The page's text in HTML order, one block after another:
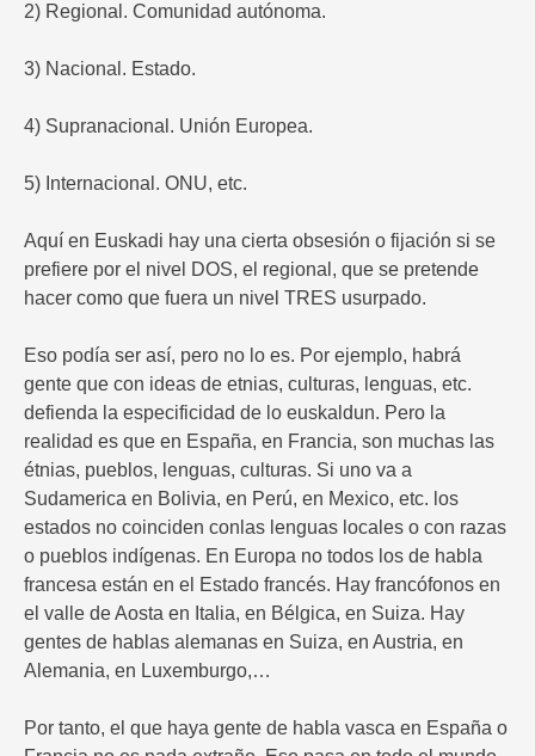
2) Regional. Comunidad autónoma.
3) Nacional. Estado.
4) Supranacional. Unión Europea.
5) Internacional. ONU, etc.
Aquí en Euskadi hay una cierta obsesión o fijación si se
prefiere por el nivel DOS, el regional, que se pretende
hacer como que fuera un nivel TRES usurpado.
Eso podía ser así, pero no lo es. Por ejemplo, habrá
gente que con ideas de etnias, culturas, lenguas, etc.
defienda la especificidad de lo euskaldun. Pero la
realidad es que en España, en Francia, son muchas las
étnias, pueblos, lenguas, culturas. Si uno va a
Sudamerica en Bolivia, en Perú, en Mexico, etc. los
estados no coinciden conlas lenguas locales o con razas
o pueblos indígenas. En Europa no todos los de habla
francesa están en el Estado francés. Hay francófonos en
el valle de Aosta en Italia, en Bélgica, en Suiza. Hay
gentes de hablas alemanas en Suiza, en Austria, en
Alemania, en Luxemburgo,…
Por tanto, el que haya gente de habla vasca en España o